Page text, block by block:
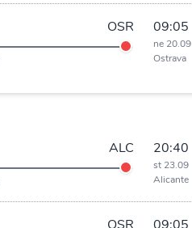
OSR 09:05
ne 20.09
Ostrava
ALC 20:40
st 23.09
Alicante